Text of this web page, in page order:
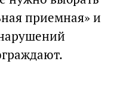
приемная» и